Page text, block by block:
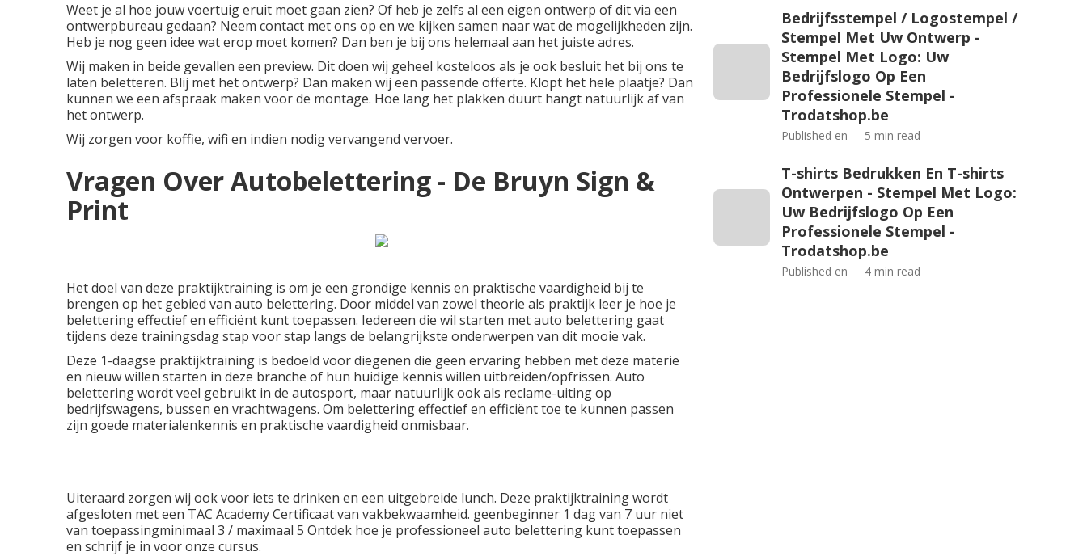
Weet je al hoe jouw voertuig eruit moet gaan zien? Of heb je zelfs al een eigen ontwerp of dit via een
ontwerpbureau gedaan? Neem contact met ons op en we kijken samen naar wat de mogelijkheden zijn.
Heb je nog geen idee wat erop moet komen? Dan ben je bij ons helemaal aan het juiste adres.
Wij maken in beide gevallen een preview. Dit doen wij geheel kosteloos als je ook besluit het bij ons te
laten beletteren. Blij met het ontwerp? Dan maken wij een passende offerte. Klopt het hele plaatje? Dan
kunnen we een afspraak maken voor de montage. Hoe lang het plakken duurt hangt natuurlijk af van
het ontwerp.
Wij zorgen voor koffie, wifi en indien nodig vervangend vervoer.
Vragen Over Autobelettering - De Bruyn Sign &
Print
Het doel van deze praktijktraining is om je een grondige kennis en praktische vaardigheid bij te
brengen op het gebied van auto belettering. Door middel van zowel theorie als praktijk leer je hoe je
belettering effectief en efficiënt kunt toepassen. Iedereen die wil starten met auto belettering gaat
tijdens deze trainingsdag stap voor stap langs de belangrijkste onderwerpen van dit mooie vak.
Deze 1-daagse praktijktraining is bedoeld voor diegenen die geen ervaring hebben met deze materie
en nieuw willen starten in deze branche of hun huidige kennis willen uitbreiden/opfrissen. Auto
belettering wordt veel gebruikt in de autosport, maar natuurlijk ook als reclame-uiting op
bedrijfswagens, bussen en vrachtwagens. Om belettering effectief en efficiënt toe te kunnen passen
zijn goede materialenkennis en praktische vaardigheid onmisbaar.
Uiteraard zorgen wij ook voor iets te drinken en een uitgebreide lunch. Deze praktijktraining wordt
afgesloten met een TAC Academy Certificaat van vakbekwaamheid. geenbeginner 1 dag van 7 uur niet
van toepassingminimaal 3 / maximaal 5 Ontdek hoe je professioneel auto belettering kunt toepassen
en schrijf je in voor onze cursus.
Bedrijfsstempel / Logostempel /
Stempel Met Uw Ontwerp -
Stempel Met Logo: Uw
Bedrijfslogo Op Een
Professionele Stempel -
Trodatshop.be
Published en 5 min read
T-shirts Bedrukken En T-shirts
Ontwerpen - Stempel Met Logo:
Uw Bedrijfslogo Op Een
Professionele Stempel -
Trodatshop.be
Published en 4 min read